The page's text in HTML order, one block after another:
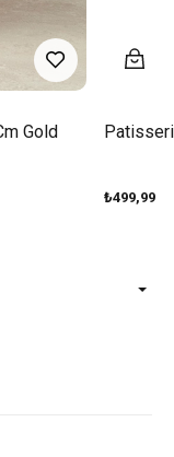
Gold
₺499,99